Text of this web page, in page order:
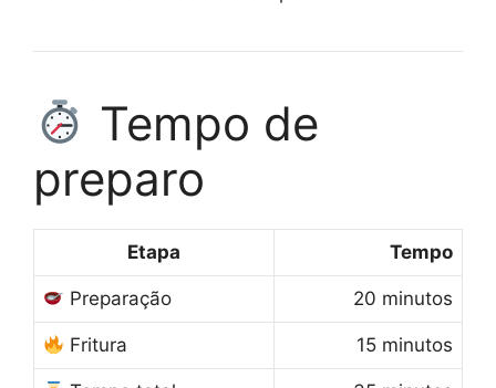
Tempo de
preparo
Etapa Tempo
Preparação 20 minutos
Fritura 15 minutos